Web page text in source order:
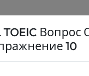
TOEIC Вопрос
10